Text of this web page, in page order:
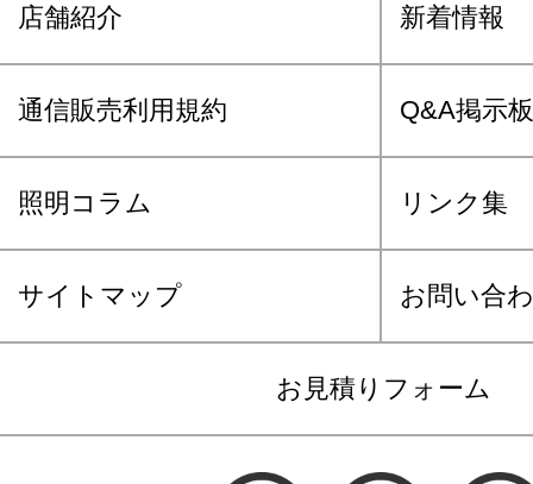
店舗紹介 新着情報
通信販売利用規約 Q&A掲示板
照明コラム リンク集
サイトマップ お問い合
お見積りフォーム